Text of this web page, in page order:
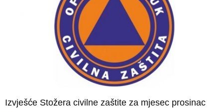
Izvješće Stožera civilne zaštite za mjesec prosinac